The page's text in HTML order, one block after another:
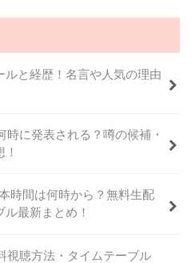
と経歴！名言や人気の理由
時に発表される？噂の候補・
時間は何時から？無料生配
最新まとめ！
視聴方法・タイムテーブル